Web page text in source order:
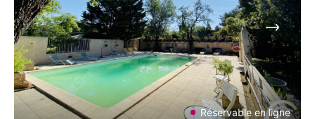
Réservable en ligne
Suivant